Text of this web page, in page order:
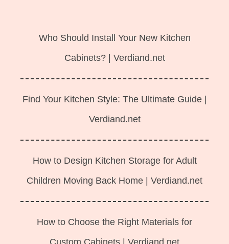
Who Should Install Your New Kitchen
Cabinets? | Verdiand.net
Find Your Kitchen Style: The Ultimate Guide |
Verdiand.net
How to Design Kitchen Storage for Adult
Children Moving Back Home | Verdiand.net
How to Choose the Right Materials for
Custom Cabinets | Verdiand.net